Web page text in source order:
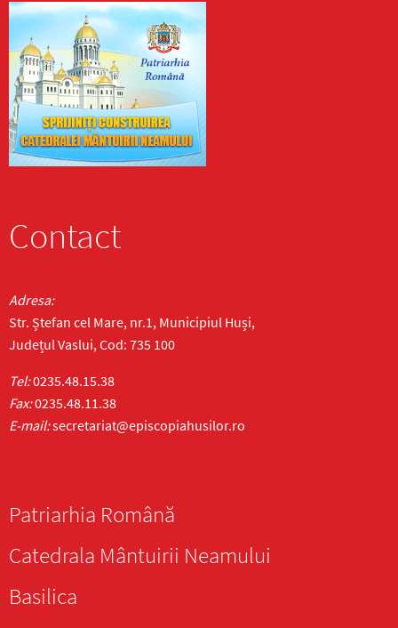
Contact
Adresa:
Str. Ștefan cel Mare, nr.1, Municipiul Huși,
Județul Vaslui, Cod: 735 100
Tel:0235.48.15.38
Fax:0235.48.11.38
E-mail:secretariat@episcopiahusilor.ro
Patriarhia Română
Catedrala Mântuirii Neamului
Basilica